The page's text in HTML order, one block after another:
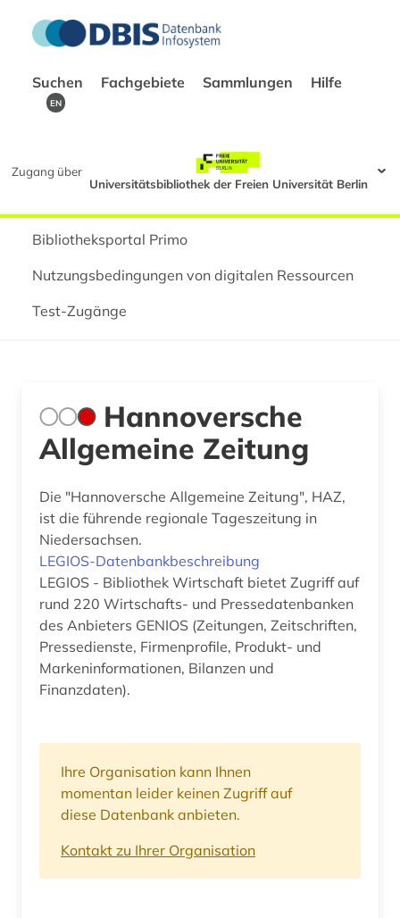
Suchen Fachgebiete Sammlungen Hilfe
EN
Zugang über
Universitätsbibliothek der Freien Universität Berlin
Bibliotheksportal Primo
Nutzungsbedingungen von digitalen Ressourcen
Test-Zugänge
Hannoversche
Allgemeine Zeitung
Die "Hannoversche Allgemeine Zeitung", HAZ,
ist die führende regionale Tageszeitung in
Niedersachsen.
LEGIOS-Datenbankbeschreibung
LEGIOS - Bibliothek Wirtschaft bietet Zugriff auf
rund 220 Wirtschafts- und Pressedatenbanken
des Anbieters GENIOS (Zeitungen, Zeitschriften,
Pressedienste, Firmenprofile, Produkt- und
Markeninformationen, Bilanzen und
Finanzdaten).
Ihre Organisation kann Ihnen
momentan leider keinen Zugriff auf
diese Datenbank anbieten.
Kontakt zu Ihrer Organisation